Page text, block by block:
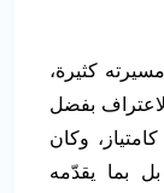
كثيرة،
بفضل
وكان
بما يقدّمه